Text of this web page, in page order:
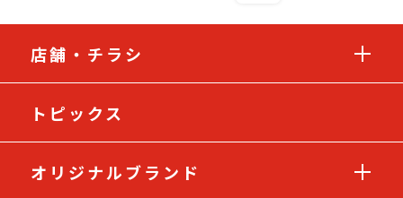
店舗・チラシ
トピックス
オリジナルブランド